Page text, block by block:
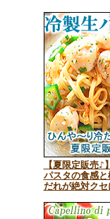
【夏限定販売♪
パスタの食感
だれが絶対クセ